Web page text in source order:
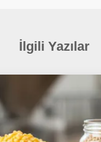
İlgili Yazılar